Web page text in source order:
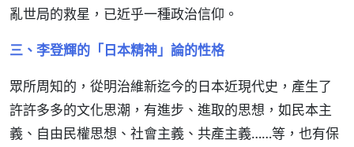
亂世局的救星，已近乎一種政治信仰。
三、李登輝的「日本精神」論的性格
眾所周知的，從明治維新迄今的日本近現代史，產生了
許許多多的文化思潮，有進步、進取的思想，如民本主
義、自由民權思想、社會主義、共產主義……等，也有保